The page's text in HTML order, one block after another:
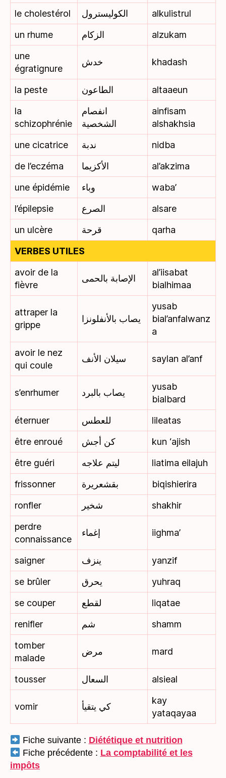
le cholestérol الكوليسترول
alkulistrul
un rhume
الزكام
alzukam
une
égratignure
خدش khadash
la peste الطاعون
altaaeun
la
schizophrénie
انفصام
الشخصية
ainfisam
alshakhsia
une cicatrice
ندبة
nidba
de l’eczéma
الأكزيما
al’akzima
une épidémie
وباء
waba’
l’épilepsie
الصرع
alsare
un ulcère
قرحة
qarha
VERBES UTILES
avoir de la
fièvre
الإصابة بالحمى
al’iisabat
bialhimaa
attraper la
grippe
يصاب بالأنفلونزا
yusab
bial’anfalwanz
a
avoir le nez
qui coule
سيلان الأنف saylan al’anf
s’enrhumer يصاب بالبرد
yusab
bialbard
éternuer
للعطس
lileatas
être enroué
كن أجش
kun ‘ajish
être guéri
ليتم علاجه
liatima eilajuh
frissonner
بقشعريرة
biqishierira
ronfler
شخير
shakhir
perdre
connaissance
إغماء iighma’
saigner ينزف
yanzif
se brûler
يحرق
yuhraq
se couper
لقطع
liqatae
renifler
شم
shamm
tomber
malade
مرض mard
tousser السعال alsieal
vomir كي يتقيأ
kay
yataqayaa
Fiche suivante : Diététique et nutrition
Fiche précédente : La comptabilité et les
impôts